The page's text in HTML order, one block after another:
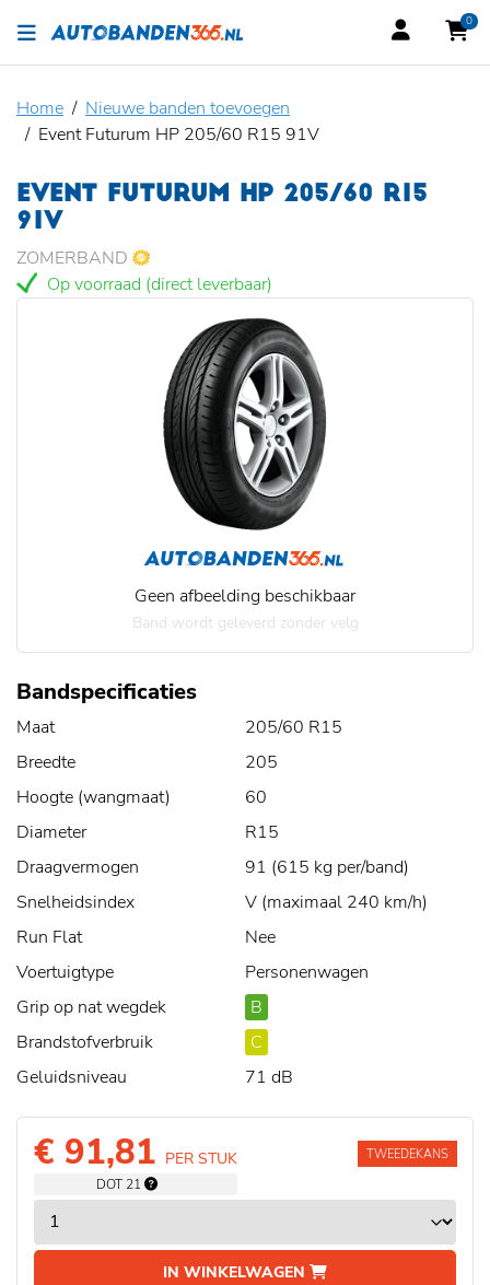
0
Home
Nieuwe banden toevoegen
Event Futurum HP 205/60 R15 91V
EVENT FUTURUM HP 205/60 R15
91V
ZOMERBAND
Op voorraad (direct leverbaar)
Geen afbeelding beschikbaar
Band wordt geleverd zonder velg
Bandspecificaties
Maat
205/60 R15
Breedte
205
Hoogte (wangmaat)
60
Diameter
R15
Draagvermogen
91 (615 kg per/band)
Snelheidsindex
V (maximaal 240 km/h)
Run Flat
Nee
Voertuigtype
Personenwagen
Grip op nat wegdek
B
Brandstofverbruik
C
Geluidsniveau
71 dB
€ 91,81 PER STUK
DOT 21
IN WINKELWAGEN
TWEEDEKANS